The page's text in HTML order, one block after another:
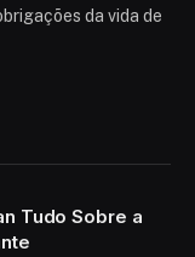
da vida de
Tudo Sobre a